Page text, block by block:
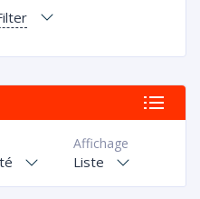
Affichage
Liste